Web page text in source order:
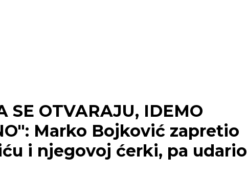
SE OTVARAJU, IDEMO
Marko Bojković zapretio
i njegovoj ćerki, pa udario